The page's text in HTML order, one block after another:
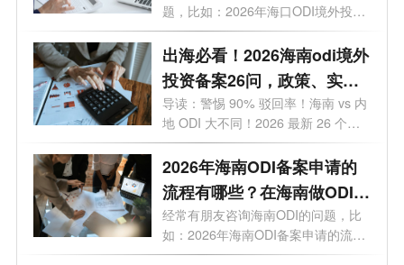
题，比如：2026年海口ODI境外投资
备案如何办...
出海必看！2026海南odi境外
投资备案26问，政策、实
操、避坑全覆盖
导读：警惕 90% 驳回率！海南 vs 内
地 ODI 大不同！2026 最新 26 个高
频问题，专...
2026年海南ODI备案申请的
流程有哪些？在海南做ODI备
案通过几率高吗？
经常有朋友咨询海南ODI的问题，比
如：2026年海南ODI备案申请的流程
有哪些？...